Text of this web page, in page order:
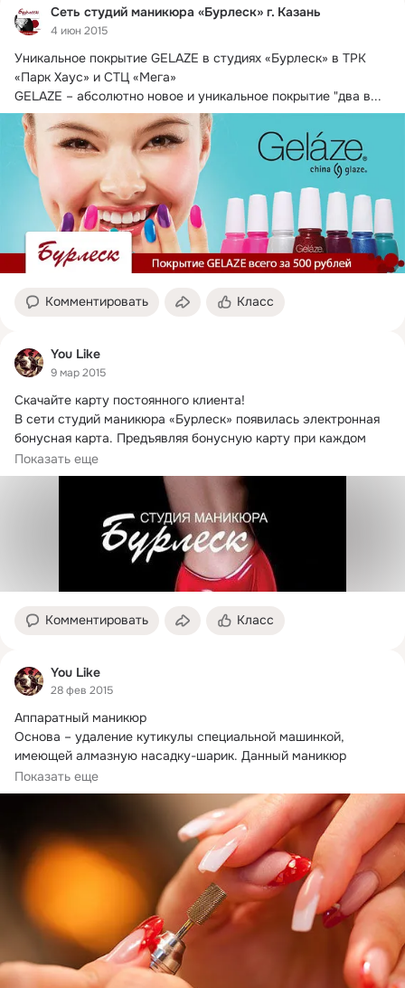
Сеть студий маникюра «Бурлеск» г. Казань
4 июн 2015
Уникальное покрытие GELAZE в студиях «Бурлеск» в ТРК
«Парк Хаус» и СТЦ «Мега»
GELAZE – абсолютно новое и уникальное покрытие "два в...
Комментировать Класс
You Like
9 мар 2015
Скачайте карту постоянного клиента!
В сети студий маникюра «Бурлеск» появилась электронная
бонусная карта. Предъявляя бонусную карту при каждом
заказе в нашем заведении получайте баллы.
Показать еще
Комментировать Класс
You Like
28 фев 2015
Аппаратный маникюр
Основа – удаление кутикулы специальной машинкой,
имеющей алмазную насадку-шарик. Данный маникюр
подойдет при таких...
Показать еще